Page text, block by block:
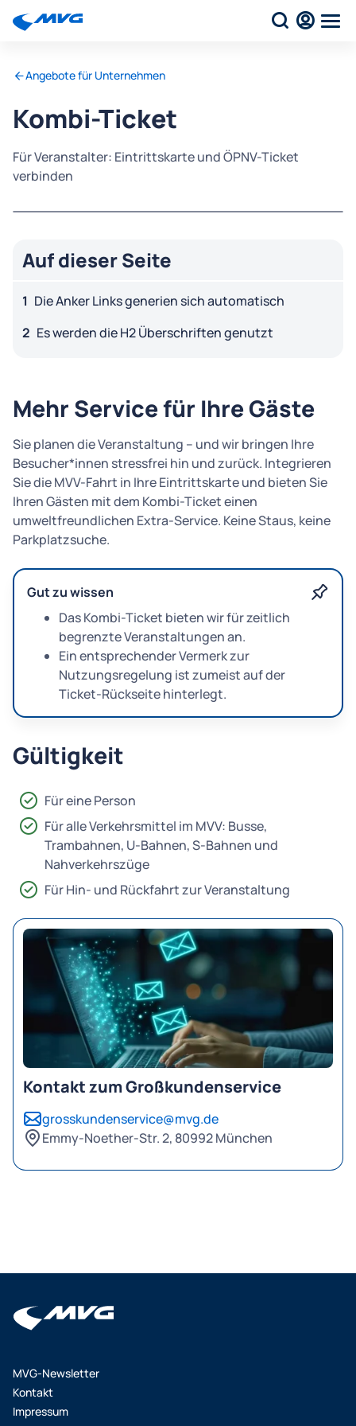
Angebote für Unternehmen
Kombi-Ticket
Für Veranstalter: Eintrittskarte und ÖPNV-Ticket
verbinden
Auf dieser Seite
Die Anker Links generien sich automatisch
Es werden die H2 Überschriften genutzt
Mehr Service für Ihre Gäste
Sie planen die Veranstaltung – und wir bringen Ihre
Besucher*innen stressfrei hin und zurück. Integrieren
Sie die MVV-Fahrt in Ihre Eintrittskarte und bieten Sie
Ihren Gästen mit dem Kombi-Ticket einen
umweltfreundlichen Extra-Service. Keine Staus, keine
Parkplatzsuche.
Gut zu wissen
Das Kombi-Ticket bieten wir für zeitlich
begrenzte Veranstaltungen an.
Ein entsprechender Vermerk zur
Nutzungsregelung ist zumeist auf der
Ticket-Rückseite hinterlegt.
Gültigkeit
Für eine Person
Für alle Verkehrsmittel im MVV: Busse,
Trambahnen, U-Bahnen, S-Bahnen und
Nahverkehrszüge
Für Hin- und Rückfahrt zur Veranstaltung
Kontakt zum Großkundenservice
grosskundenservice@mvg.de
Emmy-Noether-Str. 2, 80992 München
MVG-Newsletter
Kontakt
Impressum